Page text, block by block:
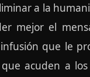
a la
mejor el
que le
acuden a